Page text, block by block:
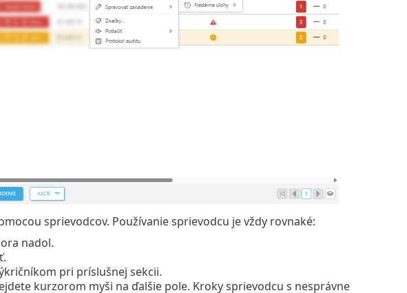
sprievodcov. Používanie sprievodcu je vždy rovnaké:
nadol.
pri príslušnej sekcii.
kurzorom myši na ďalšie pole. Kroky sprievodcu s nesprávne